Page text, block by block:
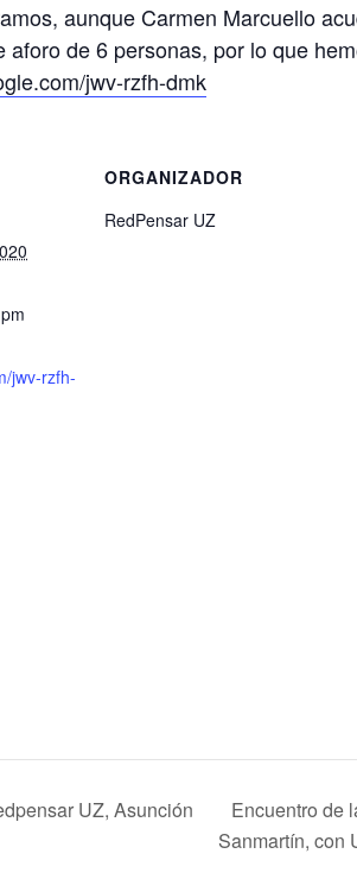
aunque Carmen Marcuello
de 6 personas, por lo que
jwv-rzfh-dmk
jwv-rzfh-
ORGANIZADOR
RedPensar UZ
UZ, Asunción
Encuentro de
Sanmartín, con